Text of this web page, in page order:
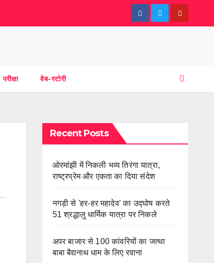
परीक्षा वेब-स्टोरी
Recent Posts
ओरमांझी में निकली भव्य तिरंगा यात्रा,
राष्ट्रप्रेम और एकता का दिया संदेश
नगड़ी से 'हर-हर महादेव' का उद्घोष करते
51 श्रद्धालु धार्मिक यात्रा पर निकले
अपर बाजार से 100 कांवरियों का जत्था
बाबा बैद्यनाथ धाम के लिए रवाना